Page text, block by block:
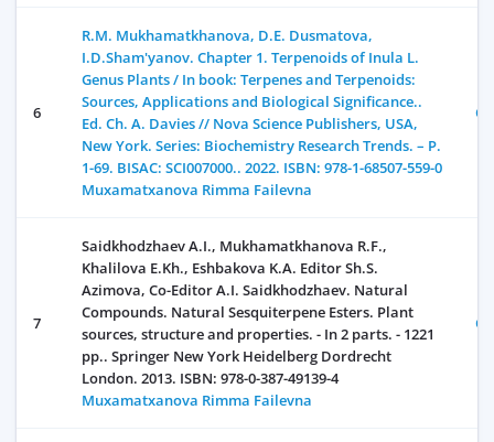
6
R.M. Mukhamatkhanova, D.E. Dusmatova,
I.D.Sham'yanov. Chapter 1. Terpenoids of Inula L.
Genus Plants / In book: Terpenes and Terpenoids:
Sources, Applications and Biological Significance..
Ed. Ch. A. Davies // Nova Science Publishers, USA,
New York. Series: Biochemistry Research Trends. – P.
1-69. BISAC: SCI007000.. 2022. ISBN: 978-1-68507-559-0
Muxamatxanova Rimma Failevna
7
Saidkhodzhaev A.I., Mukhamatkhanova R.F.,
Khalilova E.Kh., Eshbakova K.A. Editor Sh.S.
Azimova, Co-Editor A.I. Saidkhodzhaev. Natural
Compounds. Natural Sesquiterpene Esters. Plant
sources, structure and properties. - In 2 parts. - 1221
pp.. Springer New York Heidelberg Dordrecht
London. 2013. ISBN: 978-0-387-49139-4
Muxamatxanova Rimma Failevna